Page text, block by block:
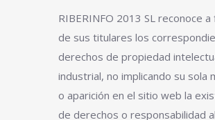
RIBERINFO 2013 SL reconoce
de sus titulares los
derechos de propiedad
industrial, no implicando su sola
o aparición en el sitio web la
de derechos o responsabilidad